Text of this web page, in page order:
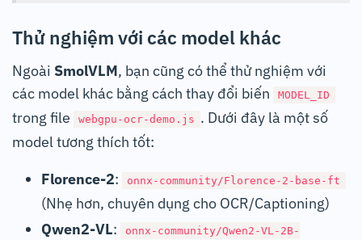
Thử nghiệm với các model khác
Ngoài SmolVLM, bạn cũng có thể thử nghiệm với
các model khác bằng cách thay đổi biến
MODEL_ID
trong file webgpu-ocr-demo.js . Dưới đây là một số
model tương thích tốt:
Florence-2: onnx-community/Florence-2-base-ft
(Nhẹ hơn, chuyên dụng cho OCR/Captioning)
Qwen2-VL:
onnx-community/Qwen2-VL-2B-